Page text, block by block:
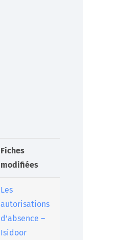
Fiches
modifiées
Les
autorisations
d’absence –
Isidoor